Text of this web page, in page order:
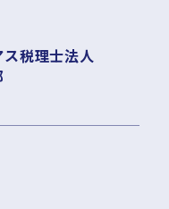
税理士法人